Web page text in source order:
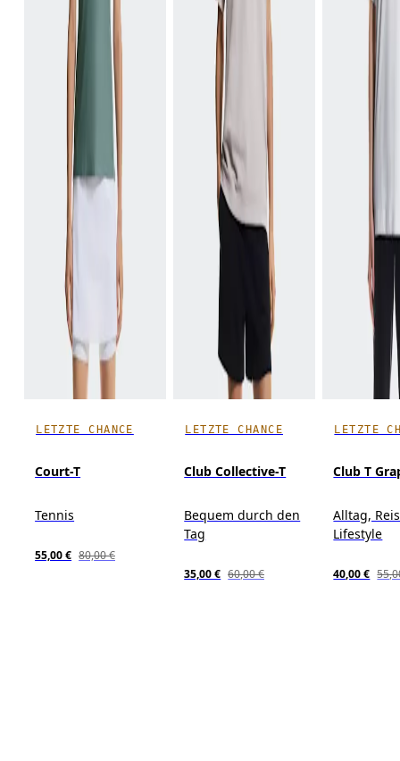
LETZTE CHANCE
Court-T
Tennis
55,00 € 80,00 €
LETZTE CHANCE
Club Collective-T
Bequem durch den
Tag
35,00 € 60,00 €
LETZTE
Club T
Alltag,
Lifestyle
40,00 €